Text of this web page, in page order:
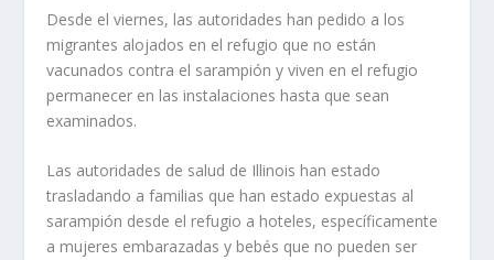
Desde el viernes, las autoridades han pedido a los
migrantes alojados en el refugio que no están
vacunados contra el sarampión y viven en el refugio
permanecer en las instalaciones hasta que sean
examinados.
Las autoridades de salud de Illinois han estado
trasladando a familias que han estado expuestas al
sarampión desde el refugio a hoteles, específicamente
a mujeres embarazadas y bebés que no pueden ser